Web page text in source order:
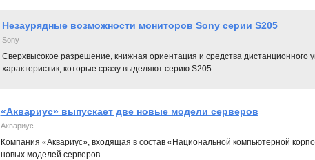
Незаурядные возможности мониторов Sony серии S205
Sony
Сверхвысокое разрешение, книжная ориентация и средства дистанционного
характеристик, которые сразу выделяют серию S205.
«Аквариус» выпускает две новые модели серверов
Аквариус
Компания «Аквариус», входящая в состав «Национальной компьютерной
новых моделей серверов.